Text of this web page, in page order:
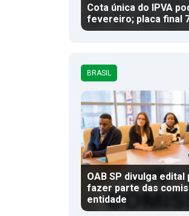
Cota única do IPVA
fevereiro; placa final
BRASIL
OAB SP divulga
fazer parte das
entidade